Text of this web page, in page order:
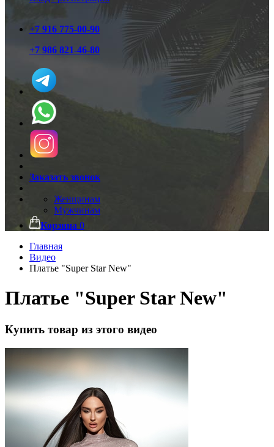
+7 916 775-00-90
+7 986 821-46-80
Заказать звонок
Женщинам
Мужчинам
Корзина 0
Главная
Видео
Платье "Super Star New"
Платье "Super Star New"
Купить товар из этого видео